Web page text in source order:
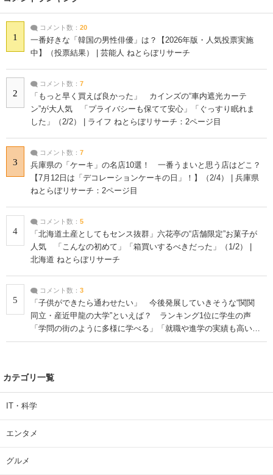
1
コメント数： 20
一番好きな「韓国の男性俳優」は？【2026年版・人気投票実施
中】（投票結果） | 芸能人 ねとらぼリサーチ
2
コメント数： 7
「もっと早く買えば良かった」 カインズの“車内遮光カーテ
ン”が大人気 「プライバシーも保てて安心」「ぐっすり眠れま
した」（2/2） | ライフ ねとらぼリサーチ：2ページ目
3
コメント数： 7
兵庫県の「ケーキ」の名店10選！ 一番うまいと思う店はどこ？
【7月12日は「デコレーションケーキの日」！】（2/4） | 兵庫県
ねとらぼリサーチ：2ページ目
4
コメント数： 5
「北海道土産としてもセンス抜群」六花亭の“店舗限定”お菓子が
人気 「こんなの初めて」「箱買いするべきだった」（1/2） |
北海道 ねとらぼリサーチ
5
コメント数： 3
「子供ができたら通わせたい」 今後発展していきそうな“関関
同立・産近甲龍の大学”といえば？ ランキング1位に学生の声
「学問の街のように多様に学べる」「就職や進学の実績も高い」
| 大学 ねとらぼリサーチ
カテゴリ一覧
IT・科学
エンタメ
グルメ